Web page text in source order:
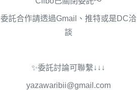
委託合作請透過Gmail、推特或是DC洽
談
✨委託討論可聯繫↓↓↓
yazawaribii@gmail.com